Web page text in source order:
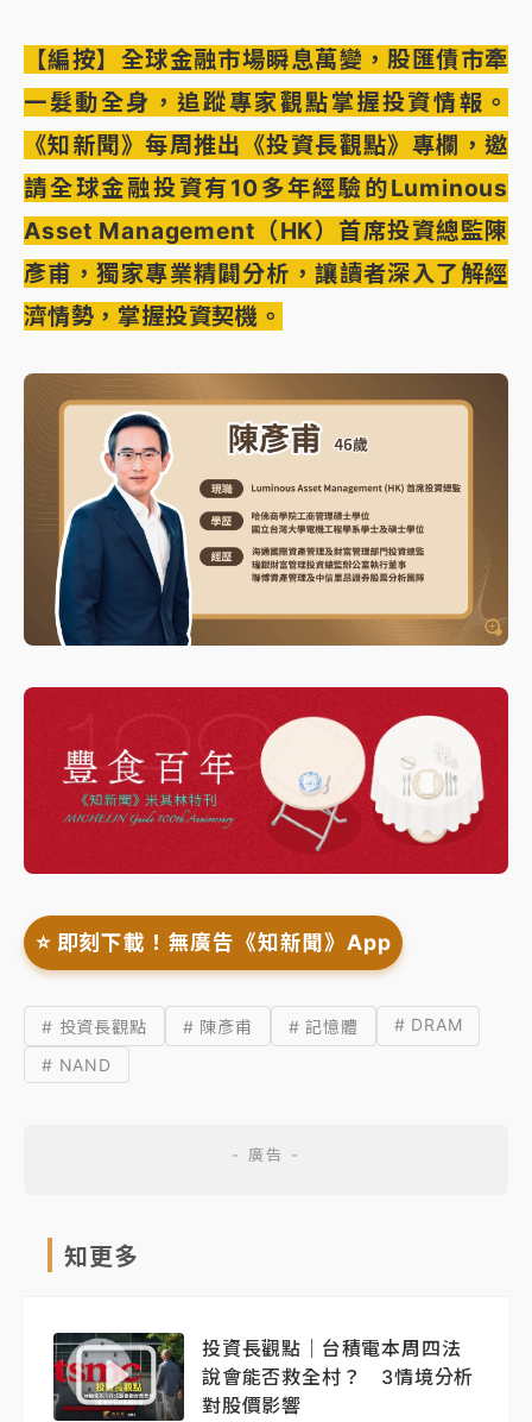
【編按】全球金融市場瞬息萬變，股匯債市牽
一髮動全身，追蹤專家觀點掌握投資情報。
《知新聞》每周推出《投資長觀點》專欄，邀
請全球金融投資有10多年經驗的Luminous
Asset Management（HK）首席投資總監陳
彥甫，獨家專業精闢分析，讓讀者深入了解經
濟情勢，掌握投資契機。
⭐️ 即刻下載！無廣告《知新聞》App
# 投資長觀點 # 陳彥甫 # 記憶體
# DRAM
# NAND
知更多
投資長觀點｜台積電本周四法
說會能否救全村？ 3情境分析
對股價影響